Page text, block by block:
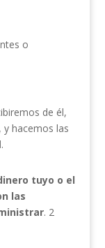
o
de él,
hacemos las
tuyo o el
las
. 2